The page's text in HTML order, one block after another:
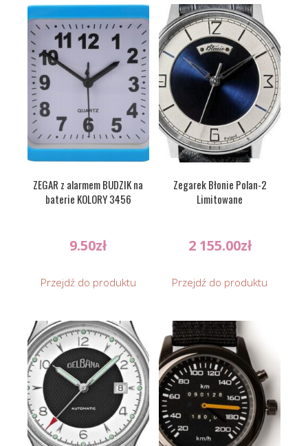
ZEGAR z alarmem BUDZIK na
baterie KOLORY 3456
9.50zł
Przejdź do produktu
Zegarek Błonie Polan-2
Limitowane
2 155.00zł
Przejdź do produktu